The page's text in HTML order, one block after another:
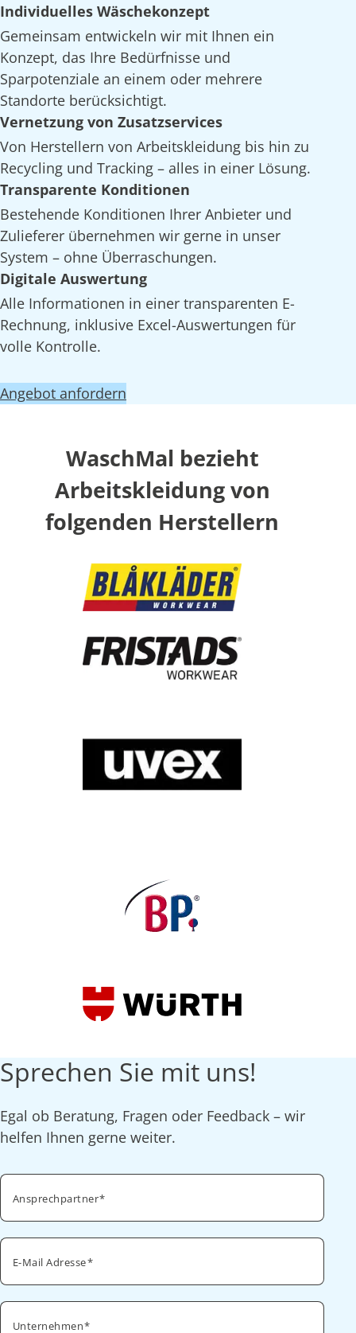
Individuelles Wäschekonzept
Gemeinsam entwickeln wir mit Ihnen ein
Konzept, das Ihre Bedürfnisse und
Sparpotenziale an einem oder mehrere
Standorte berücksichtigt.
Vernetzung von Zusatzservices
Von Herstellern von Arbeitskleidung bis hin zu
Recycling und Tracking – alles in einer Lösung.
Transparente Konditionen
Bestehende Konditionen Ihrer Anbieter und
Zulieferer übernehmen wir gerne in unser
System – ohne Überraschungen.
Digitale Auswertung
Alle Informationen in einer transparenten E-
Rechnung, inklusive Excel-Auswertungen für
volle Kontrolle.
Angebot anfordern
WaschMal bezieht
Arbeitskleidung von
folgenden Herstellern
Sprechen Sie mit uns!
Egal ob Beratung, Fragen oder Feedback – wir
helfen Ihnen gerne weiter.
Ansprechpartner
E-Mail Adresse
Unternehmen